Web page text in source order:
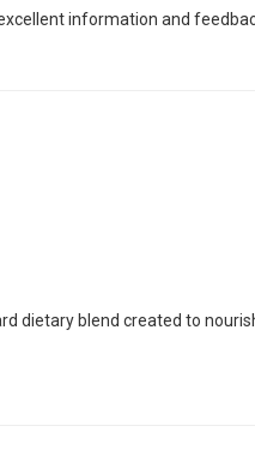
information and
dietary blend created to